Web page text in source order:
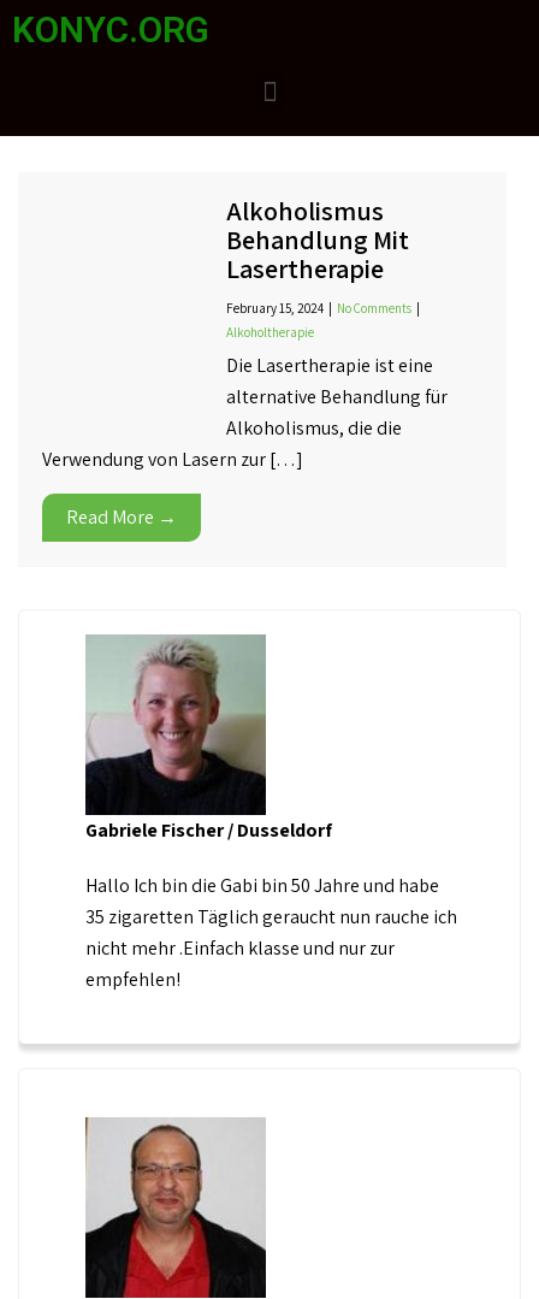
KONYC.ORG
Alkoholismus
Behandlung Mit
Lasertherapie
February 15, 2024 No Comments
Alkoholtherapie
Die Lasertherapie ist eine
alternative Behandlung für
Alkoholismus, die die
Verwendung von Lasern zur […]
Read More →
Gabriele Fischer / Dusseldorf
Hallo Ich bin die Gabi bin 50 Jahre und habe
35 zigaretten Täglich geraucht nun rauche ich
nicht mehr .Einfach klasse und nur zur
empfehlen!